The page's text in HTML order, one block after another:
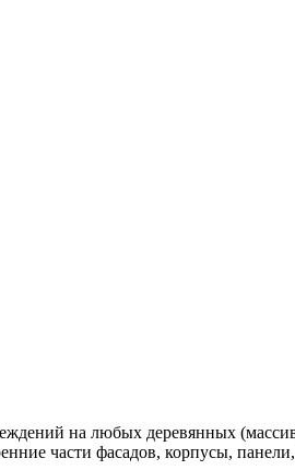
на любых деревянных
части фасадов, корпусы,